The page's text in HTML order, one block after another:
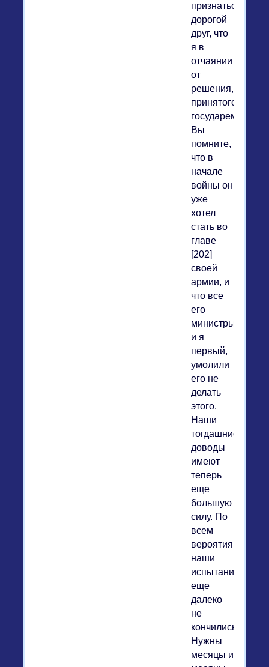
признаться,
дорогой
друг, что
я в
отчаянии
от
решения,
принятого
государем.
Вы
помните,
что в
начале
войны он
уже
хотел
стать во
главе
[202]
своей
армии, и
что все
его
министры,
и я
первый,
умолили
его не
делать
этого.
Наши
тогдашние
доводы
имеют
теперь
еще
большую
силу. По
всем
вероятиям,
наши
испытания
еще
далеко
не
кончились.
Нужны
месяцы и